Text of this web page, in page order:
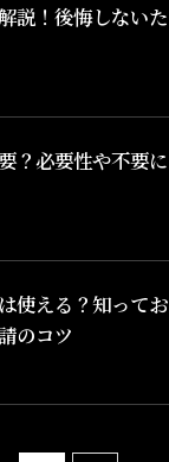
説！後悔しないた
？必要性や不要に
使える？知ってお
のコツ